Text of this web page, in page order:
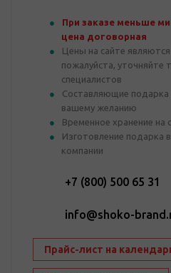
При заказе меньше
цена договорная
Цены на сайте
пожалуйста, уточняйте
специалистов
Составляющие
вашему желанию
Временное хранение на
Изготовление подарка
компании
+7 (800) 500 65 31
info@shoko-
Прайс-лист на